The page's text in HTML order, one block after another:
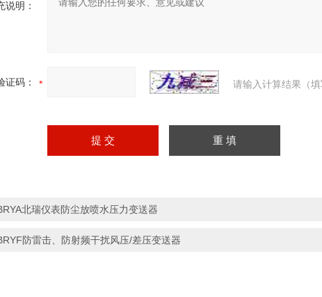
说明：
证码： 请输入计算结果（
北瑞仪表防尘放喷水压力变送器
防雷击、防射频干扰风压/差压变送器